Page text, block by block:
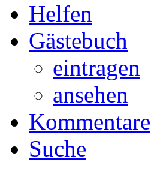
Helfen
Gästebuch
eintragen
ansehen
Kommentare
Suche